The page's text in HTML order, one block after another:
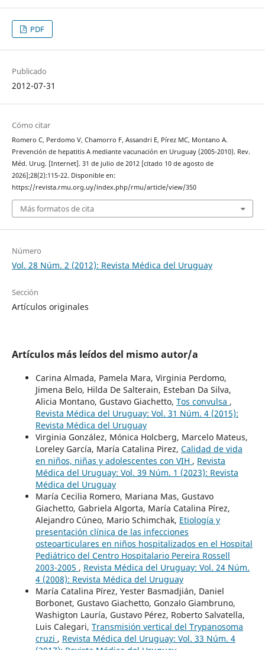
PDF
Publicado
2012-07-31
Cómo citar
Romero C, Perdomo V, Chamorro F, Assandri E, Pírez MC, Montano A.
Prevención de hepatitis A mediante vacunación en Uruguay (2005-2010). Rev.
Méd. Urug. [Internet]. 31 de julio de 2012 [citado 10 de agosto de
2026];28(2):115-22. Disponible en:
https://revista.rmu.org.uy/index.php/rmu/article/view/350
Más formatos de cita
Número
Vol. 28 Núm. 2 (2012): Revista Médica del Uruguay
Sección
Artículos originales
Artículos más leídos del mismo autor/a
Carina Almada, Pamela Mara, Virginia Perdomo,
Jimena Belo, Hilda De Salterain, Esteban Da Silva,
Alicia Montano, Gustavo Giachetto, Tos convulsa ,
Revista Médica del Uruguay: Vol. 31 Núm. 4 (2015):
Revista Médica del Uruguay
Virginia González, Mónica Holcberg, Marcelo Mateus,
Loreley García, María Catalina Pirez, Calidad de vida
en niños, niñas y adolescentes con VIH , Revista
Médica del Uruguay: Vol. 39 Núm. 1 (2023): Revista
Médica del Uruguay
María Cecilia Romero, Mariana Mas, Gustavo
Giachetto, Gabriela Algorta, María Catalina Pírez,
Alejandro Cúneo, Mario Schimchak, Etiología y
presentación clínica de las infecciones
osteoarticulares en niños hospitalizados en el Hospital
Pediátrico del Centro Hospitalario Pereira Rossell
2003-2005 , Revista Médica del Uruguay: Vol. 24 Núm.
4 (2008): Revista Médica del Uruguay
María Catalina Pírez, Yester Basmadjián, Daniel
Borbonet, Gustavo Giachetto, Gonzalo Giambruno,
Washigton Lauría, Gustavo Pérez, Roberto Salvatella,
Luis Calegari, Transmisión vertical del Trypanosoma
cruzi , Revista Médica del Uruguay: Vol. 33 Núm. 4